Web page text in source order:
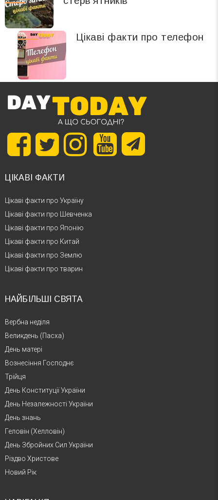
Цікаві факти про телефон
ЦІКАВІ ФАКТИ
Цікаві факти про Україну
Цікаві факти про Шевченка
Цікаві факти про Японію
Цікаві факти про Китай
Цікаві факти про Землю
Цікаві факти про тварин
НАЙБІЛЬШІ СВЯТА
Вербна неділя
Великдень (Пасха)
День матері
Вознесіння Господнє
Трійця
День Конституції України
День Незалежності України
День знань
Геловін (Хелловін)
День Збройних Сил України
Різдво Христове
Новий Рік